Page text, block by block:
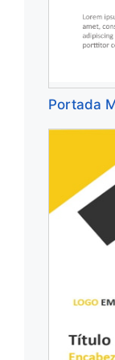
Portada